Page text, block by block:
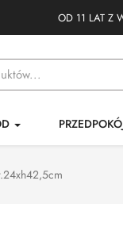
OD 11 LAT Z